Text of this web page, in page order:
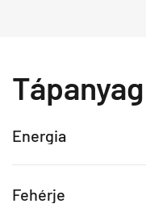
Energia
Fehérje